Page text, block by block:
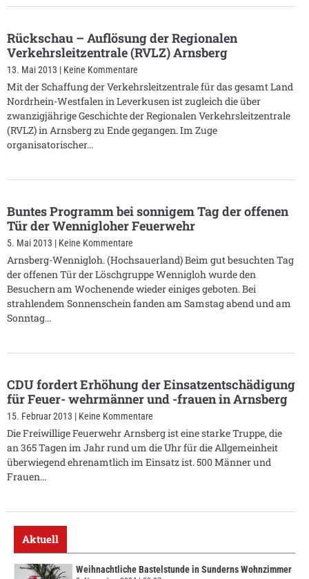
Rückschau – Auflösung der Regionalen
Verkehrsleitzentrale (RVLZ) Arnsberg
13. Mai 2013 Keine Kommentare
Mit der Schaffung der Verkehrsleitzentrale für das gesamt Land
Nordrhein-Westfalen in Leverkusen ist zugleich die über
zwanzigjährige Geschichte der Regionalen Verkehrsleitzentrale
(RVLZ) in Arnsberg zu Ende gegangen. Im Zuge
organisatorischer
Buntes Programm bei sonnigem Tag der offenen
Tür der Wennigloher Feuerwehr
5. Mai 2013 Keine Kommentare
Arnsberg-Wennigloh. (Hochsauerland) Beim gut besuchten Tag
der offenen Tür der Löschgruppe Wennigloh wurde den
Besuchern am Wochenende wieder einiges geboten. Bei
strahlendem Sonnenschein fanden am Samstag abend und am
Sonntag
CDU fordert Erhöhung der Einsatzentschädigung
für Feuer- wehrmänner und -frauen in Arnsberg
15. Februar 2013 Keine Kommentare
Die Freiwillige Feuerwehr Arnsberg ist eine starke Truppe, die
an 365 Tagen im Jahr rund um die Uhr für die Allgemeinheit
überwiegend ehrenamtlich im Einsatz ist. 500 Männer und
Frauen
Aktuell
Weihnachtliche Bastelstunde in Sunderns Wohnzimmer